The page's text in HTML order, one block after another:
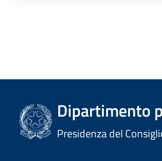
Dipartimento
Presidenza del